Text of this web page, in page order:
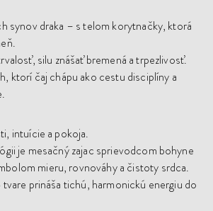
synov draka – s telom korytnačky, ktorá
silu znášať bremená a trpezlivosť.
ktorí čaj chápu ako cestu disciplíny a
intuície a pokoja.
je mesačný zajac sprievodcom bohyne
mieru, rovnováhy a čistoty srdca.
prináša tichú, harmonickú energiu do